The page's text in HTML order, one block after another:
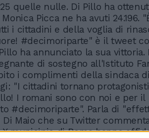
quelle nulle. Di Pillo ha
Picca ne ha avuti 24.196.
i cittadini e della voglia di
#decimoriparte" è il tweet
ha annunciato la sua vittoria.
di sostegno all'Istituto
i complimenti della sindaca
"I cittadini tornano
I romani sono con noi e per il
#decimoriparte". Parla di
Di Maio che su Twitter
municipio di Roma hanno